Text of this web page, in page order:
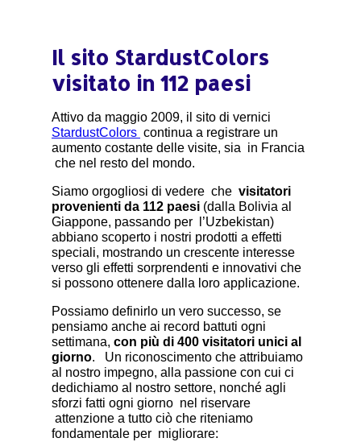
Il sito StardustColors
visitato in 112 paesi
Attivo da maggio 2009, il sito di vernici
StardustColors continua a registrare un
aumento costante delle visite, sia in Francia
che nel resto del mondo.
Siamo orgogliosi di vedere che visitatori
provenienti da 112 paesi (dalla Bolivia al
Giappone, passando per l’Uzbekistan)
abbiano scoperto i nostri prodotti a effetti
speciali, mostrando un crescente interesse
verso gli effetti sorprendenti e innovativi che
si possono ottenere dalla loro applicazione.
Possiamo definirlo un vero successo, se
pensiamo anche ai record battuti ogni
settimana, con più di 400 visitatori unici al
giorno. Un riconoscimento che attribuiamo
al nostro impegno, alla passione con cui ci
dedichiamo al nostro settore, nonché agli
sforzi fatti ogni giorno nel riservare
attenzione a tutto ciò che riteniamo
fondamentale per migliorare: